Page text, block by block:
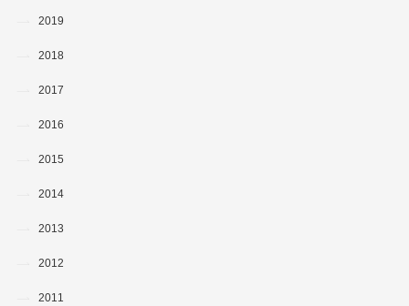
2019
2018
2017
2016
2015
2014
2013
2012
2011